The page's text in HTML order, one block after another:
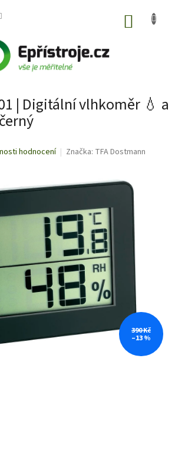
| Digitální vlhkoměr 💧 a
hodnocení Značka: TFA Dostmann
390 Kč
–13 %